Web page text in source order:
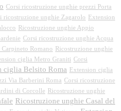
Corsi ricostruzione unghie prezzi Porta
ricostruzione unghie Zagarolo
Extension
Ricostruzione unghie Appio
Corsi ricostruzione unghie Acqua
Romano
Ricostruzione unghie
ciglia Metro Graniti Corsi
ciglia Belsito Roma
Extension ciglia
Via Barberini Roma Corsi ricostruzione
di Corcolle
Ricostruzione unghie
Ricostruzione unghie Casal del